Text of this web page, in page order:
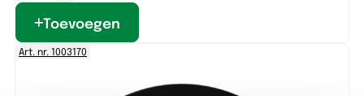
Toevoegen
Art. nr. 1003170